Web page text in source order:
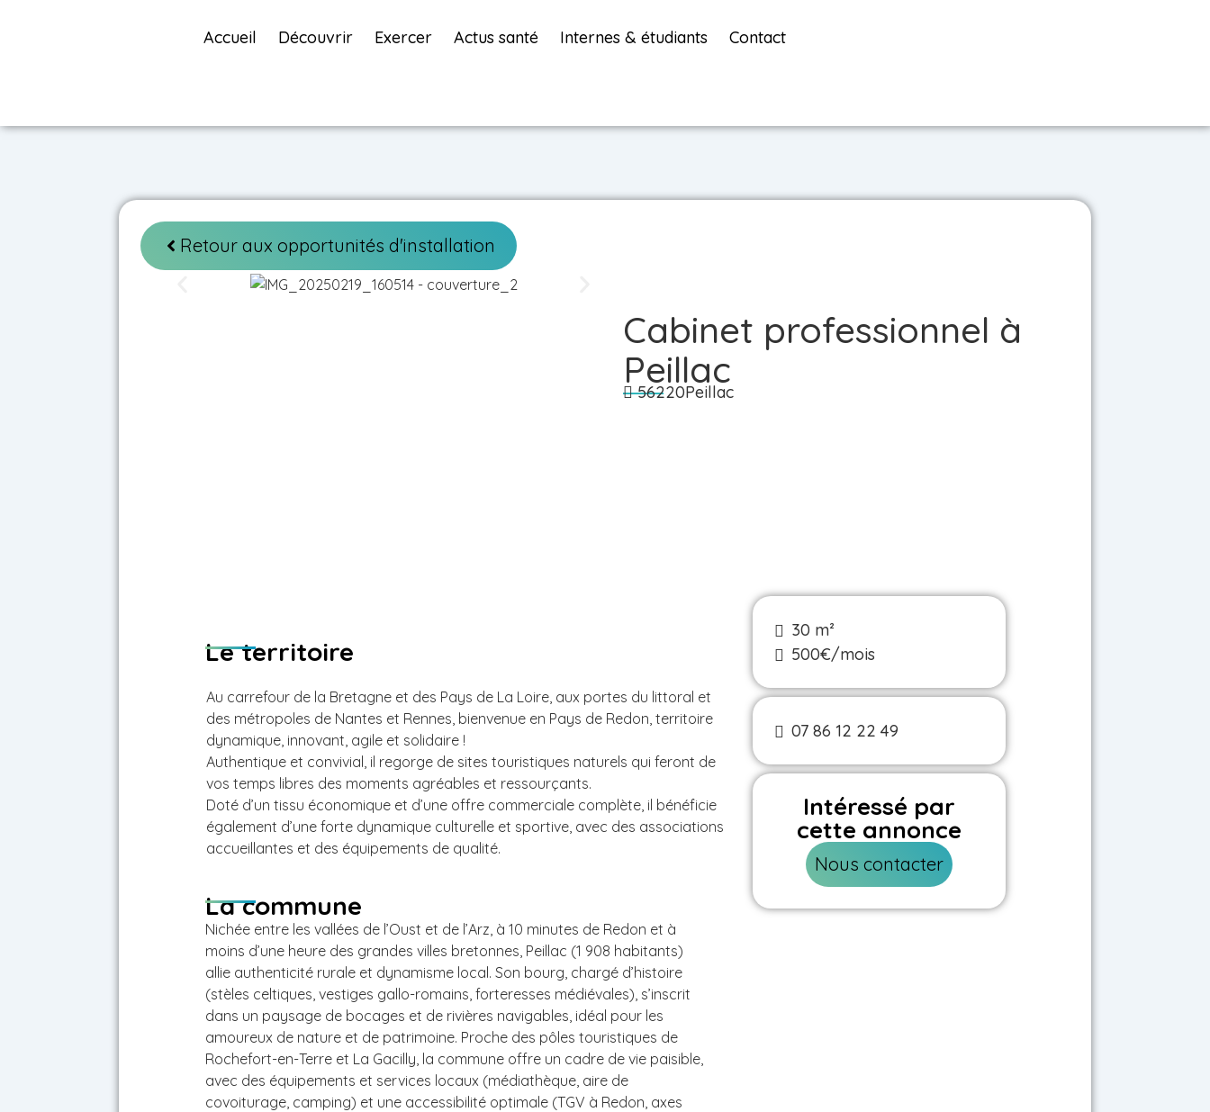
Accueil Découvrir Exercer Actus santé Internes & étudiants Contact
Retour aux opportunités d'installation
Cabinet professionnel à
Peillac
56220Peillac
Le territoire
Au carrefour de la Bretagne et des Pays de La Loire, aux portes du littoral et
des métropoles de Nantes et Rennes, bienvenue en Pays de Redon, territoire
dynamique, innovant, agile et solidaire !
Authentique et convivial, il regorge de sites touristiques naturels qui feront de
vos temps libres des moments agréables et ressourçants.
Doté d’un tissu économique et d’une offre commerciale complète, il bénéficie
également d’une forte dynamique culturelle et sportive, avec des associations
accueillantes et des équipements de qualité.
La commune
Nichée entre les vallées de l’Oust et de l’Arz, à 10 minutes de Redon et à
moins d’une heure des grandes villes bretonnes, Peillac (1 908 habitants)
allie authenticité rurale et dynamisme local. Son bourg, chargé d’histoire
(stèles celtiques, vestiges gallo-romains, forteresses médiévales), s’inscrit
dans un paysage de bocages et de rivières navigables, idéal pour les
amoureux de nature et de patrimoine. Proche des pôles touristiques de
Rochefort-en-Terre et La Gacilly, la commune offre un cadre de vie paisible,
avec des équipements et services locaux (médiathèque, aire de
covoiturage, camping) et une accessibilité optimale (TGV à Redon, axes
30 m²
500€/mois
07 86 12 22 49
Intéressé par
cette annonce
Nous contacter